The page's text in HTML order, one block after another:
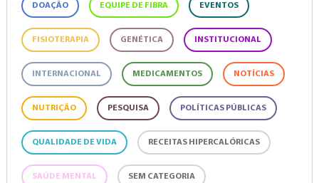
DOAÇÃO EQUIPE DE FIBRA EVENTOS
FISIOTERAPIA GENÉTICA INSTITUCIONAL
INTERNACIONAL MEDICAMENTOS NOTÍCIAS
NUTRIÇÃO PESQUISA POLÍTICAS PÚBLICAS
QUALIDADE DE VIDA RECEITAS HIPERCALÓRICAS
SAÚDE MENTAL SEM CATEGORIA